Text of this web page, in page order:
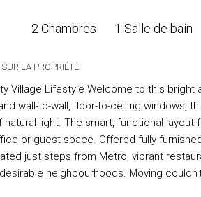
2 Chambres 1 Salle de bain
LA PROPRIÉTÉ
Village Lifestyle Welcome to this bright
wall-to-wall, floor-to-ceiling windows,
natural light. The smart, functional
or guest space. Offered fully
just steps from Metro, vibrant
neighbourhoods. Moving